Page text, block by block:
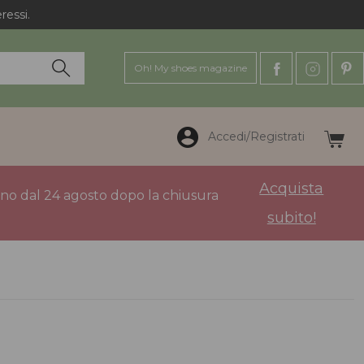
Oh! My shoes magazine
Accedi/Registrati
dal 24 agosto dopo la chiusura
Acquista
subito!